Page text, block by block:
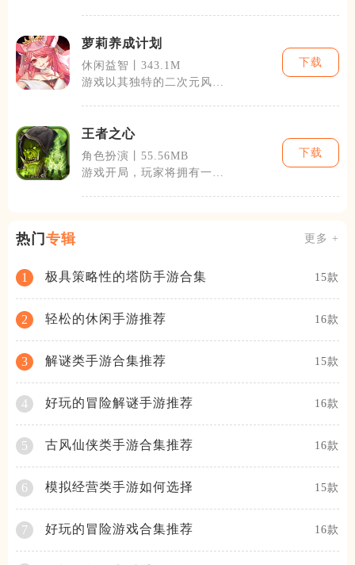
幅幅细腻而又
萝莉养成计划
休闲益智丨343.1M
游戏以其独特的二次元风
和宽广的世界观
下载
王者之心
角色扮演丨55.56MB
游戏开局，玩家将拥有一座
过发展城堡的
下载
热门专辑 更多 +
1 极具策略性的塔防手游合集 15款
2 轻松的休闲手游推荐 16款
3 解谜类手游合集推荐 15款
4 好玩的冒险解谜手游推荐 16款
5 古风仙侠类手游合集推荐 16款
6 模拟经营类手游如何选择 15款
7 好玩的冒险游戏合集推荐 16款